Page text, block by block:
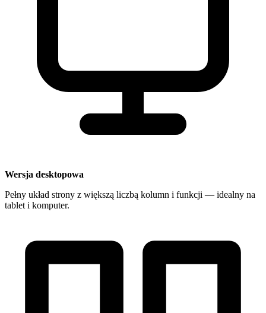
Wersja desktopowa
Pełny układ strony z większą liczbą kolumn i funkcji — idealny na
tablet i komputer.